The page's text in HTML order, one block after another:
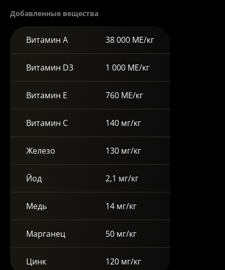
Добавленные вещества
Витамин А 38 000 МЕ/кг
Витамин D3 1 000 МЕ/кг
Витамин E 760 МЕ/кг
Витамин C 140 мг/кг
Железо 130 мг/кг
Йод 2,1 мг/кг
Медь 14 мг/кг
Марганец 50 мг/кг
Цинк 120 мг/кг